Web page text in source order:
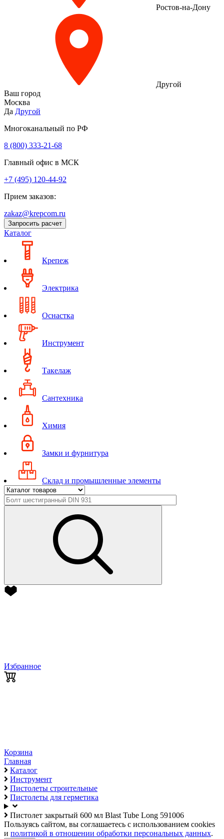
Ростов-на-Дону
Другой
Ваш город
Москва
Да Другой
Многоканальный по РФ
8 (800) 333‑21-68
Главный офис в МСК
+7 (495) 120-44-92
Прием заказов:
zakaz@krepcom.ru
Запросить расчет
Каталог
Крепеж
Электрика
Оснастка
Инструмент
Такелаж
Сантехника
Химия
Замки и фурнитура
Склад и промышленные элементы
Избранное
Корзина
Главная
Каталог
Инструмент
Пистолеты строительные
Пистолеты для герметика
Пистолет закрытый 600 мл Blast Tube Long 591006
Пользуясь сайтом, вы соглашаетесь с использованием cookies
и политикой в отношении обработки персональных данных.